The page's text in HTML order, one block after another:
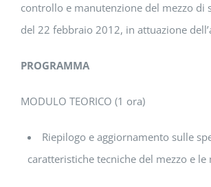
controllo e manutenzione del mezzo di
del 22 febbraio 2012, in attuazione
PROGRAMMA
MODULO TEORICO (1 ora)
Riepilogo e aggiornamento sulle
caratteristiche tecniche del mezzo e